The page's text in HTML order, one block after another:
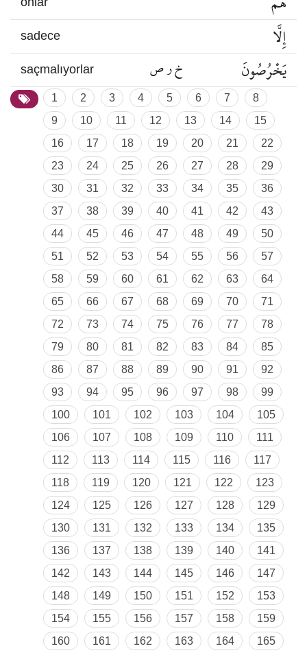
sadece إِلَّا
saçmalıyorlar خ ر ص يَخْرُصُونَ
1 2 3 4 5 6 7
8
9
10 11 12 13 14
15
16
17 18 19 20 21
22
23
24 25 26 27 28
29
30
31 32 33 34 35
36
37
38 39 40 41 42
43
44
45 46 47 48 49
50
51
52 53 54 55 56
57
58
59 60 61 62 63
64
65
66 67 68 69 70
71
72
73 74 75 76 77
78
79
80 81 82 83 84
85
86
87 88 89 90 91
92
93
94 95 96 97 98
99
100
101 102 103 104
105
106
107 108 109 110
111
112
113 114 115 116
117
118
119 120 121 122
123
124
125 126 127 128
129
130
131 132 133 134
135
136
137 138 139 140
141
142
143 144 145 146
147
148
149 150 151 152
153
154
155 156 157 158
159
160
161 162 163 164 165